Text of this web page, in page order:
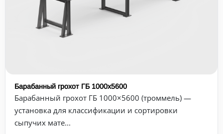
Барабанный грохот ГБ 1000х5600
Барабанный грохот ГБ 1000×5600 (троммель) —
установка для классификации и сортировки
сыпучих мате...